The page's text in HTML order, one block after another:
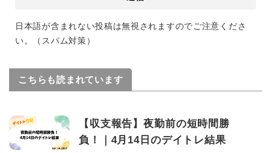
日本語が含まれない投稿は無視されますのでご注意くださ
い。（スパム対策）
こちらも読まれています
【収支報告】夜勤前の短時間勝
負！｜4月14日のデイトレ結果